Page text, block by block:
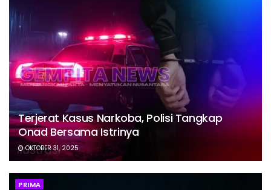
Terjerat Kasus Narkoba, Polisi Tangkap
Onad Bersama Istrinya
OKTOBER 31, 2025
PRIMA